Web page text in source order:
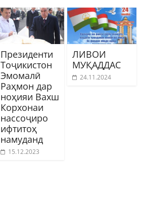
Президенти
Тоҷикистон
Эмомалӣ
Раҳмон дар
ноҳияи Вахш
Корхонаи
нассоҷиро
ифтитоҳ
намуданд
15.12.2023
ЛИВОИ
МУҚАДДАС
24.11.2024